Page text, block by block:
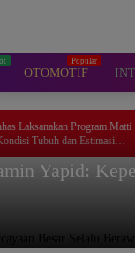
OTOMOTIF
Ember
Tangga di
Yapid: